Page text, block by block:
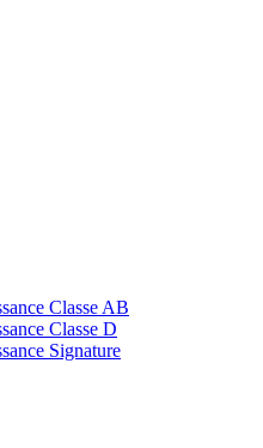
Classe AB
Classe D
Signature